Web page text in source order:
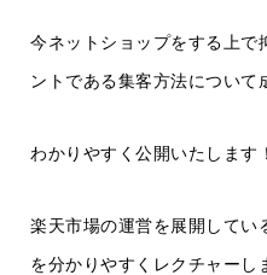
今ネットショップをする上で
ントである集客方法について
わかりやすく公開いたします！
楽天市場の運営を展開してい
を分かりやすくレクチャーし